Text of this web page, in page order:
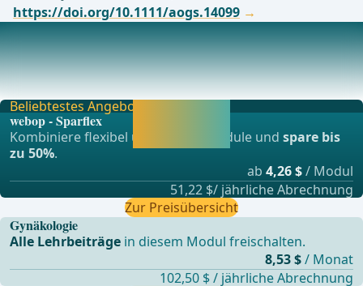
https://doi.org/10.1111/aogs.14099
Aufklärung
Operationsziel: Schmerzreduktion, Verbesserung der
Fertilität und Entfernung pathologischer Endomet
Beliebtestes Angebot
webop - Sparflex
Kombiniere flexibel unsere Lernmodule undspare bis
zu 50%.
ab 4,26 $/ Modul
51,22 $/ jährliche Abrechnung
Zur Preisübersicht
Gynäkologie
Alle Lehrbeiträge in diesem Modul freischalten.
8,53 $/ Monat
102,50 $ / jährliche Abrechnung